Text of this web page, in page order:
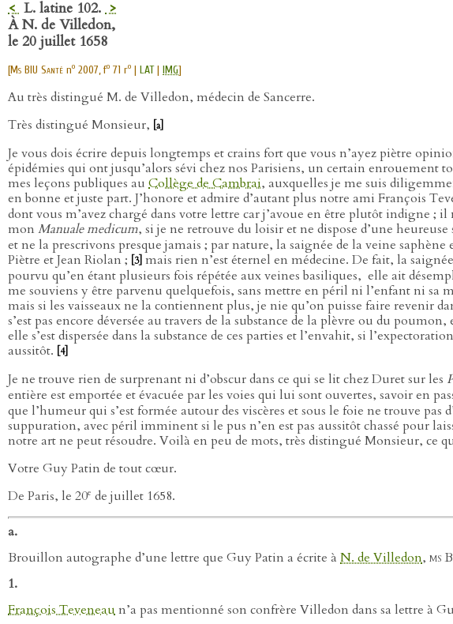
< L. latine 102. >
À N. de Villedon,
le 20 juillet 1658
[Ms BIU Santé no 2007, fo 71 ro | LAT| IMG]
Au très distingué M. de Villedon, médecin de Sancerre.
Très distingué Monsieur, [a]
Je vous dois écrire depuis longtemps et crains fort que vous n’ayez piètre
épidémies qui ont jusqu’alors sévi chez nos Parisiens, un certain
mes leçons publiques au Collège de Cambrai, auxquelles je me suis
en bonne et juste part. J’honore et admire d’autant plus notre ami François
dont vous m’avez chargé dans votre lettre car j’avoue en être plutôt indigne ;
mon Manuale medicum, si je ne retrouve du loisir et ne dispose d’une heureuse
et ne la prescrivons presque jamais ; par nature, la saignée de la veine saphène
Piètre et Jean Riolan ; [3] mais rien n’est éternel en médecine. De fait, la
pourvu qu’en étant plusieurs fois répétée aux veines basiliques, elle ait
me souviens y être parvenu quelquefois, sans mettre en péril ni l’enfant ni sa
mais si les vaisseaux ne la contiennent plus, je nie qu’on puisse faire revenir
s’est pas encore déversée au travers de la substance de la plèvre ou du
elle s’est dispersée dans la substance de ces parties et l’envahit, si
aussitôt. [4]
Je ne trouve rien de surprenant ni d’obscur dans ce qui se lit chez Duret sur les
entière est emportée et évacuée par les voies qui lui sont ouvertes, savoir en
que l’humeur qui s’est formée autour des viscères et sous le foie ne trouve pas
suppuration, avec péril imminent si le pus n’en est pas aussitôt chassé pour
notre art ne peut résoudre. Voilà en peu de mots, très distingué Monsieur, ce
Votre Guy Patin de tout cœur.
De Paris, le 20e de juillet 1658.
a.
Brouillon autographe d’une lettre que Guy Patin a écrite à N. de Villedon, ms
1.
François Teveneaun’a pas mentionné son confrère Villedon dans sa lettre à